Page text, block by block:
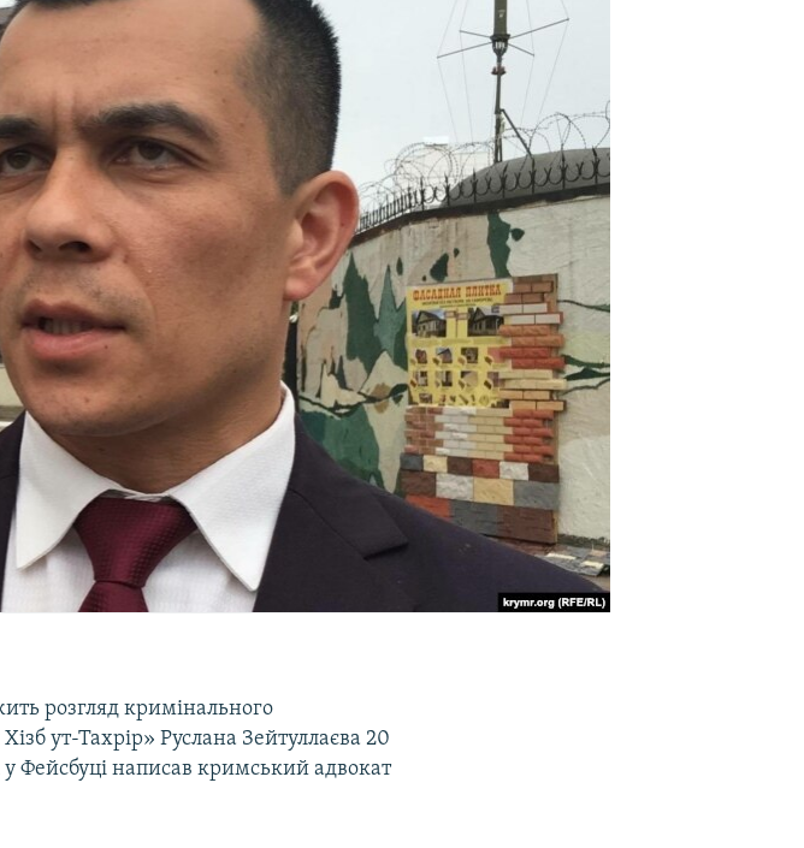
розгляд кримінального
ут-Тахрір» Руслана Зейтуллаєва 20
у Фейсбуці написав кримський адвокат